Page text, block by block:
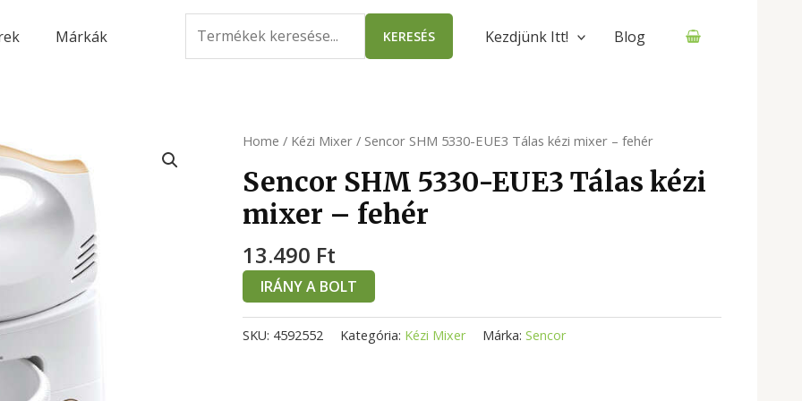
Márkák
for:
KERESÉS Kezdjünk Itt! Blog
Home / Kézi Mixer/ Sencor SHM 5330-EUE3 Tálas kézi mixer – fehér
Sencor SHM 5330-EUE3 Tálas kézi
mixer – fehér
13.490 Ft
IRÁNY A BOLT
SKU: 4592552 Kategória: Kézi Mixer Márka: Sencor